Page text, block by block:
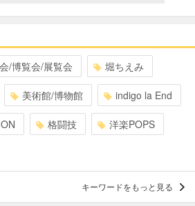
/博覧会/展覧会 堀ちえみ
美術館/博物館 indigo la End
格闘技 洋楽POPS
キーワードをもっと見る